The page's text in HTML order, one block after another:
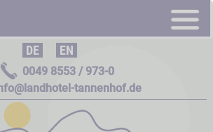
0049 8553 / 973-0
tannenhof.de
DE EN